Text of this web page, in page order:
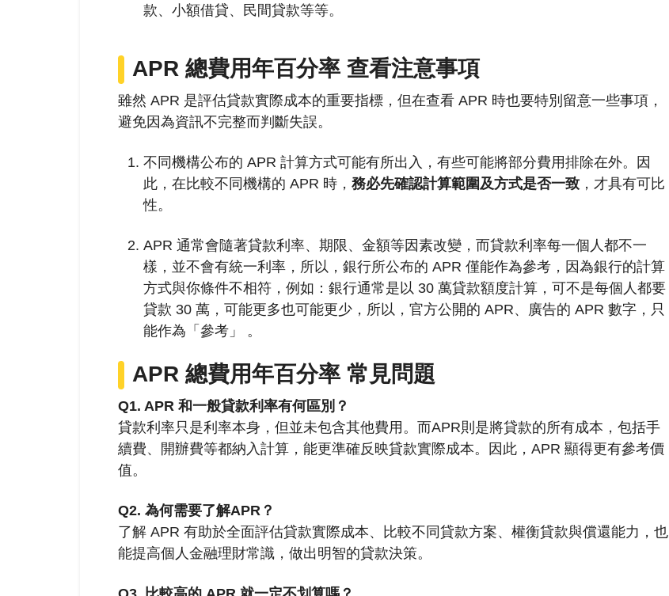
款、小額借貸、民間貸款等等。
APR 總費用年百分率查看注意事項
雖然 APR 是評估貸款實際成本的重要指標，但在查看 APR 時也要特別留意一些事項，
避免因為資訊不完整而判斷失誤。
不同機構公布的 APR 計算方式可能有所出入，有些可能將部分費用排除在外。因
此，在比較不同機構的 APR 時， 務必先確認計算範圍及方式是否一致，才具有可比
性。
APR 通常會隨著貸款利率、期限、金額等因素改變，而貸款利率每一個人都不一
樣，並不會有統一利率，所以，銀行所公布的 APR 僅能作為參考，因為銀行的計算
方式與你條件不相符，例如：銀行通常是以 30 萬貸款額度計算，可不是每個人都要
貸款 30 萬，可能更多也可能更少，所以，官方公開的 APR、廣告的 APR 數字，只
能作為「參考」 。
APR 總費用年百分率 常見問題
Q1. APR 和一般貸款利率有何區別？
貸款利率只是利率本身，但並未包含其他費用。而APR則是將貸款的所有成本，包括手
續費、開辦費等都納入計算，能更準確反映貸款實際成本。因此，APR 顯得更有參考價
值。
Q2. 為何需要了解APR？
了解 APR 有助於全面評估貸款實際成本、比較不同貸款方案、權衡貸款與償還能力，也
能提高個人金融理財常識，做出明智的貸款決策。